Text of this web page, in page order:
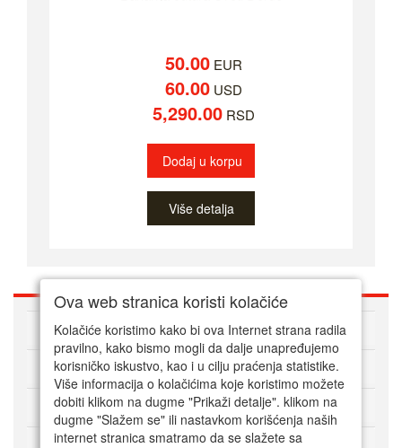
50.00EUR
60.00USD
5,290.00RSD
Dodaj u korpu
Više detalja
O nama
Kako kupovati online
Korisnički servis
Ova web stranica koristi kolačiće
Kolačiće koristimo kako bi ova Internet strana radila
pravilno, kako bismo mogli da dalje unapređujemo
korisničko iskustvo, kao i u cilju praćenja statistike.
Više informacija o kolačićima koje koristimo možete
dobiti klikom na dugme "Prikaži detalje". klikom na
dugme "Slažem se" ili nastavkom korišćenja naših
internet stranica smatramo da se slažete sa